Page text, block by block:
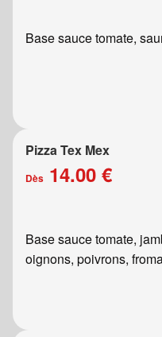
Base sauce tomate,
Pizza Tex Mex
Dès 14.00 €
Base sauce tomate,
oignons, poivrons,